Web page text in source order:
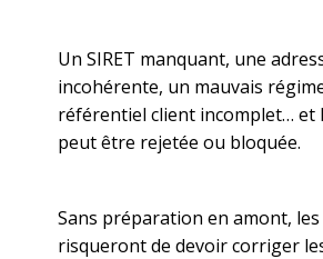
Un SIRET manquant, une
incohérente, un mauvais
référentiel client incomplet… et
peut être rejetée ou bloquée.
Sans préparation en amont,
risqueront de devoir corriger